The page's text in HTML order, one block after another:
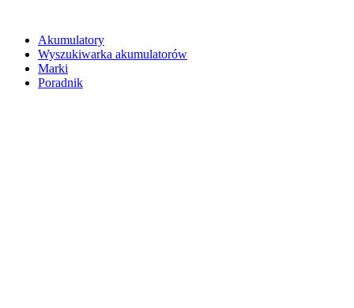
Akumulatory
Wyszukiwarka akumulatorów
Marki
Poradnik